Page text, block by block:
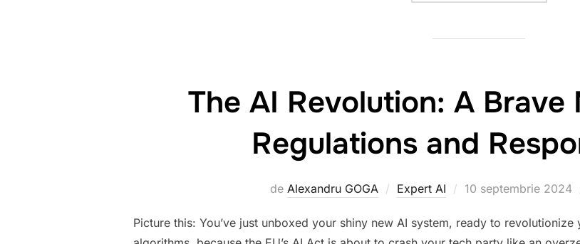
The AI Revolution: A
Regulations and
de Alexandru GOGA Expert AI
Publicat
10 septembrie 2024
Picture this: You’ve just unboxed your shiny new AI system, ready to